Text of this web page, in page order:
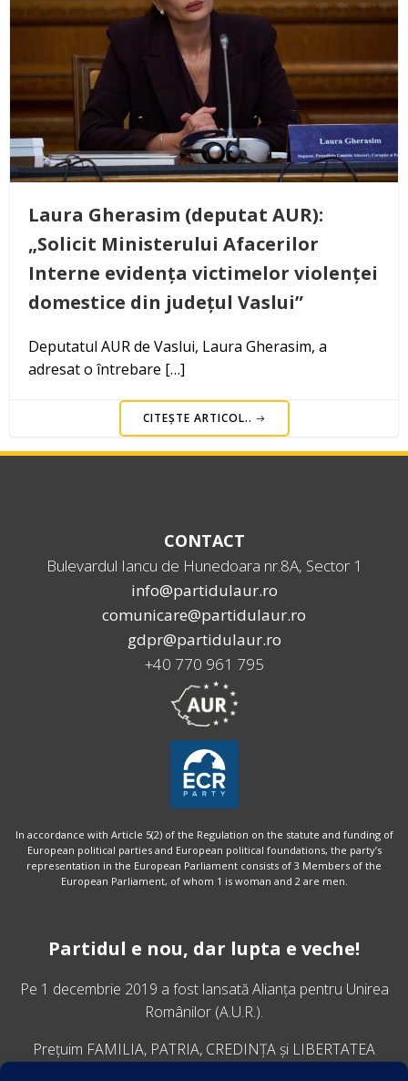
Laura Gherasim (deputat AUR):
„Solicit Ministerului Afacerilor
Interne evidența victimelor violenței
domestice din județul Vaslui”
Deputatul AUR de Vaslui, Laura Gherasim, a
adresat o întrebare […]
CITEȘTE ARTICOL..
CONTACT
Bulevardul Iancu de Hunedoara nr.8A, Sector 1
info@partidulaur.ro
comunicare@partidulaur.ro
gdpr@partidulaur.ro
+40 770 961 795
In accordance with Article 5(2) of the Regulation on the statute and funding of
European political parties and European political foundations, the party’s
representation in the European Parliament consists of 3 Members of the
European Parliament, of whom 1 is woman and 2 are men.
Partidul e nou, dar lupta e veche!
Pe 1 decembrie 2019 a fost lansatăAlianța pentru Unirea
Românilor (A.U.R.).
Prețuim FAMILIA, PATRIA, CREDINȚA și LIBERTATEA